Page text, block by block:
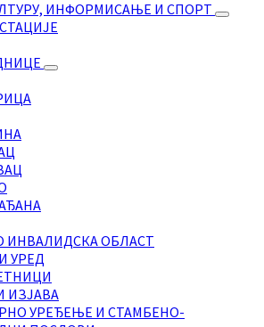
ИНФОРМИСАЊЕ И СПОРТ
ИНВАЛИДСКА ОБЛАСТ
УРЕД
ИЗЈАВА
УРЕЂЕЊЕ И СТАМБЕНО-